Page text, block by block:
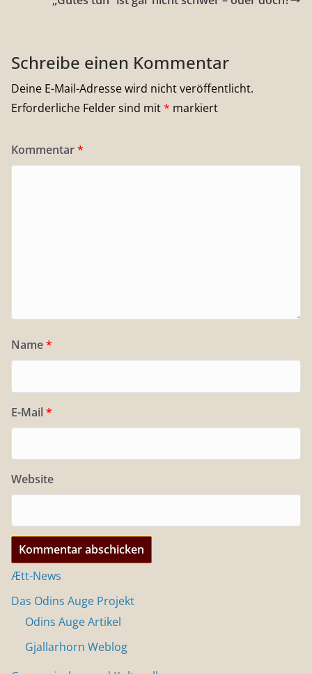
Schreibe einen Kommentar
Deine E-Mail-Adresse wird nicht veröffentlicht.
Erforderliche Felder sind mit* markiert
Kommentar*
Name*
E-Mail *
Website
Ætt-News
Das Odins Auge Projekt
Odins Auge Artikel
Gjallarhorn Weblog